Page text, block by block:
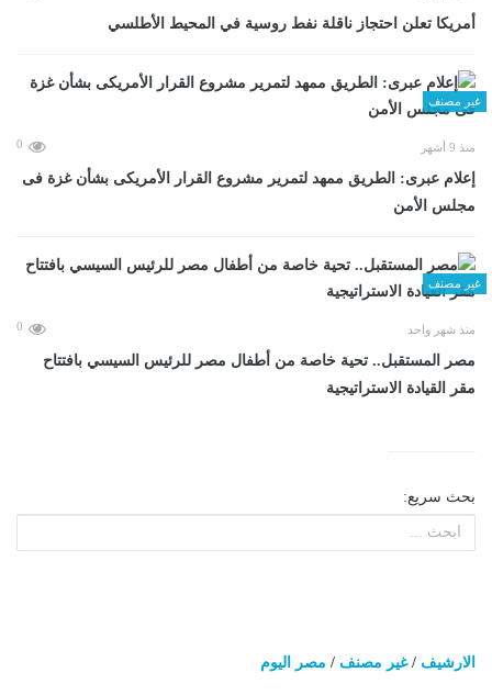
أمريكا تعلن احتجاز ناقلة نفط روسية في المحيط الأطلسي
غير مصنف
منذ 9 أشهر 0
إعلام عبرى: الطريق ممهد لتمرير مشروع القرار الأمريكى بشأن غزة فى
مجلس الأمن
غير مصنف
منذ شهر واحد 0
مصر المستقبل.. تحية خاصة من أطفال مصر للرئيس السيسي بافتتاح
مقر القيادة الاستراتيجية
بحث سريع:
الارشيف /غير مصنف / مصر اليوم